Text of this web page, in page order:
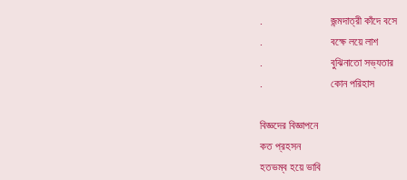
. জন্মদাত্রী কাঁদে বসে
. বক্ষে লয়ে লাশ
. বুঝিনাতো সভ্যতার
. কোন পরিহাস
বিজ্ঞদের বিজ্ঞাপনে
কত প্রহসন
হতভম্ব হয়ে ভাবি